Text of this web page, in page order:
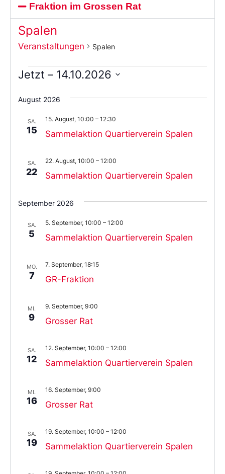
Fraktion im Grossen Rat
Spalen
Veranstaltungen Spalen
Jetzt – 14.10.2026
Sie
das
aus.
August 2026
SA.
15 Sammelaktion Quartierverein Spalen
15. August, 10:00 – 12:30
SA.
22 Sammelaktion Quartierverein Spalen
22. August, 10:00 – 12:00
September 2026
SA.
5 Sammelaktion Quartierverein Spalen
5. September, 10:00 – 12:00
MO.
7 GR-Fraktion
7. September, 18:15
MI.
9 Grosser Rat
9. September, 9:00
SA.
12 Sammelaktion Quartierverein Spalen
12. September, 10:00 – 12:00
MI.
16 Grosser Rat
16. September, 9:00
SA.
19 Sammelaktion Quartierverein Spalen
19. September, 10:00 – 12:00